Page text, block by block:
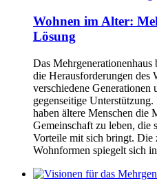
Wohnen im Alter:
Lösung
Das
die Herausforderungen des
verschiedene
gegenseitige
haben ältere Menschen die
Gemeinschaft zu leben, die
Vorteile mit sich bringt. Die
Wohnformen spiegelt sich